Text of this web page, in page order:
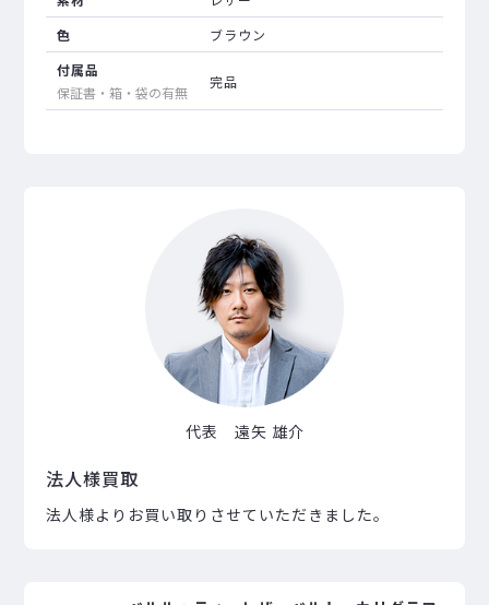
色
ブラウン
付属品
保証書・箱・袋の有無
完品
代表 遠矢 雄介
法人様買取
法人様よりお買い取りさせていただきました。